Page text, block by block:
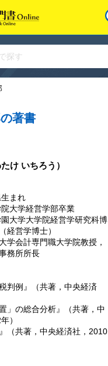
著書
け いちろう）
まれ
大学経営学部卒業
大学大学院経営学研究科博
経営学博士）
学会計専門職大学院教授，
務所所長
判例』（共著，中央経済
」の総合分析』（共著，中
）
（共著，中央経済社，2010